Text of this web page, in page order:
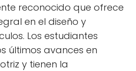
reconocido que ofrece
en el diseño y
Los estudiantes
últimos avances en
y tienen la